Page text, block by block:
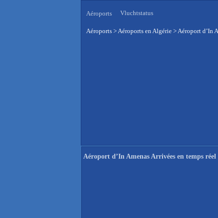
Aéroports Vluchtstatus
Aéroports >Aéroports en Algérie >Aéroport d’In
Aéroport d’In Amenas Arrivées en temps réel